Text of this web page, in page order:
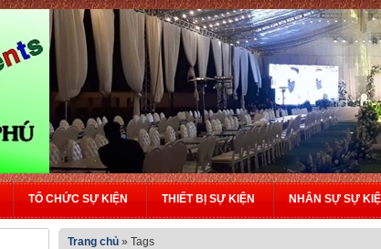
TỔ CHỨC SỰ KIỆN THIẾT BỊ SỰ KIỆN NHÂN SỰ SỰ
Trang chủ » Tags